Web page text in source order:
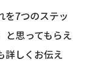
を7つのステッ
と思ってもらえ
詳しくお伝え